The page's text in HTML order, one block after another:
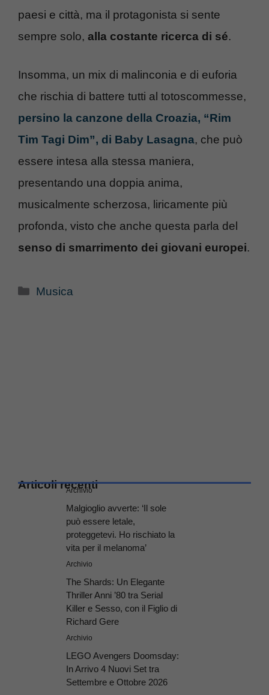
paesi e città, ma il protagonista si sente
sempre solo, alla costante ricerca di sé.
Insomma, un mix di malinconia e di euforia
che rischia di battere tutti al totoscommesse,
persino la canzone della Croazia, “Rim
Tim Tagi Dim”, di Baby Lasagna, che può
essere intesa alla stessa maniera,
presentando una doppia anima,
musicalmente scherzosa, liricamente più
profonda, visto che anche questa parla del
senso di smarrimento dei giovani europei.
Categorie
Musica
Articoli recenti
Archivio
Malgioglio avverte: ‘Il sole
può essere letale,
proteggetevi. Ho rischiato la
vita per il melanoma’
Archivio
The Shards: Un Elegante
Thriller Anni ’80 tra Serial
Killer e Sesso, con il Figlio di
Richard Gere
Archivio
LEGO Avengers Doomsday:
In Arrivo 4 Nuovi Set tra
Settembre e Ottobre 2026